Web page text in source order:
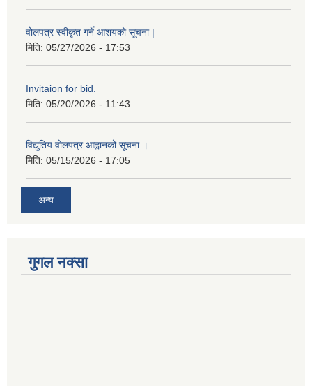
वोलपत्र स्वीकृत गर्ने आशयको सूचना |
मिति: 05/27/2026 - 17:53
Invitaion for bid.
मिति: 05/20/2026 - 11:43
विद्युतिय वोलपत्र आह्वानको सूचना ।
मिति: 05/15/2026 - 17:05
अन्य
गुगल नक्सा